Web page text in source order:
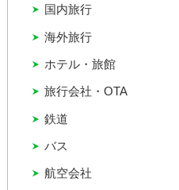
バス
ホテル・旅館
国内旅行
旅行会社・OTA
海外旅行
航空会社
鉄道